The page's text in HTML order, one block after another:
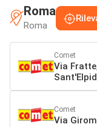
Roma
Roma
Comet
Via
Comet
Via